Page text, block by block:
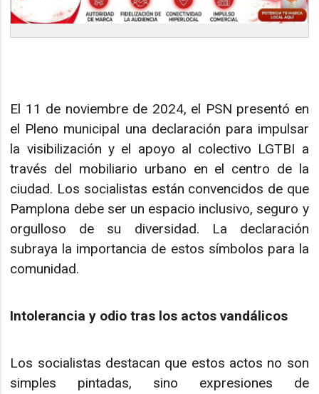
El 11 de noviembre de 2024, el PSN presentó en
el Pleno municipal una declaración para impulsar
la visibilización y el apoyo al colectivo LGTBI a
través del mobiliario urbano en el centro de la
ciudad. Los socialistas están convencidos de que
Pamplona debe ser un espacio inclusivo, seguro y
orgulloso de su diversidad. La declaración
subraya la importancia de estos símbolos para la
comunidad.
Intolerancia y odio tras los actos vandálicos
Los socialistas destacan que estos actos no son
simples pintadas, sino expresiones de